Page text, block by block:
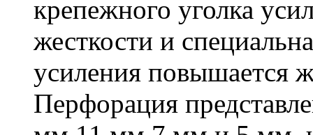
крепежного уголка
жесткости и
усиления повышается
Перфорация